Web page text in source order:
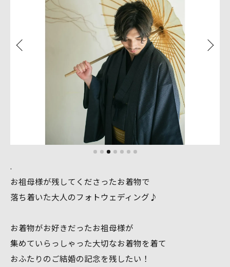
.
お祖母様が残してくださったお着物で
落ち着いた大人のフォトウェディング♪
お着物がお好きだったお祖母様が
集めていらっしゃった大切なお着物を着て
おふたりのご結婚の記念を残したい！